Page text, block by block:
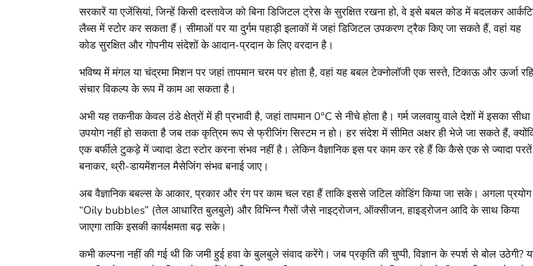
सरकारें या एजेंसियां, जिन्हें किसी दस्तावेज को बिना डिजिटल ट्रेस के सुरक्षित रखना हो, वे इसे बबल कोड में बदलकर
लैब्स में स्टोर कर सकता हैं। सीमाओं पर या दुर्गम पहाड़ी इलाकों में जहां डिजिटल उपकरण ट्रैक किए जा सकते हैं, वहां यह
कोड सुरक्षित और गोपनीय संदेशों के आदान-प्रदान के लिए वरदान है।
भविष्य में मंगल या चंद्रमा मिशन पर जहां तापमान चरम पर होता है, वहां यह बबल टेक्नोलॉजी एक सस्ते, टिकाऊ और ऊर्जा
संचार विकल्प के रूप में काम आ सकता है।
अभी यह तकनीक केवल ठंडे क्षेत्रों में ही प्रभावी है, जहां तापमान 0°C से नीचे होता है। गर्म जलवायु वाले देशों में इसका सीधा
उपयोग नहीं हो सकता है जब तक कृत्रिम रूप से फ्रीजिंग सिस्टम न हो। हर संदेश में सीमित अक्षर ही भेजे जा सकते हैं,
एक बर्फीले टुकड़े में ज्यादा डेटा स्टोर करना संभव नहीं है। लेकिन वैज्ञानिक इस पर काम कर रहे हैं कि कैसे एक से ज्यादा परतें
बनाकर, थ्री-डायमेंशनल मैसेजिंग संभव बनाई जाए।
अब वैज्ञानिक बबल्स के आकार, प्रकार और रंग पर काम चल रहा हैं ताकि इससे जटिल कोडिंग किया जा सके। अगला प्रयोग
“Oily bubbles” (तेल आधारित बुलबुले) और विभिन्न गैसों जैसे नाइट्रोजन, ऑक्सीजन, हाइड्रोजन आदि के साथ किया
जाएगा ताकि इसकी कार्यक्षमता बढ़ सके।
कभी कल्पना नहीं की गई थी कि जमी हुई हवा के बुलबुले संवाद करेंगे। जब प्रकृति की चुप्पी, विज्ञान के स्पर्श से बोल उठेगी?